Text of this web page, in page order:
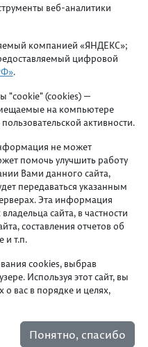
веб-аналитики
компанией «ЯНДЕКС»;
цифровой
.
"cookie" (cookies) —
на компьютере
активности.
не может
помочь улучшить работу
Вами данного сайта,
передаваться указанным
Эта информация
сайта, в частности
составления отчетов об
и т.п.
cookies, выбрав
Используя этот сайт, вы
о вас в порядке и целях,
Понятно, спасибо
политики
Перми
Пермского края
терроризму и
коррупции
персональных
городской
А.Г. Солдатова